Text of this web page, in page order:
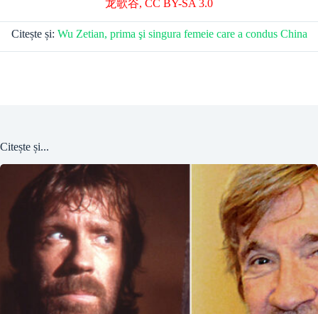
龙歌谷, CC BY-SA 3.0
Citește și: Wu Zetian, prima şi singura femeie care a condus China
Citește și...